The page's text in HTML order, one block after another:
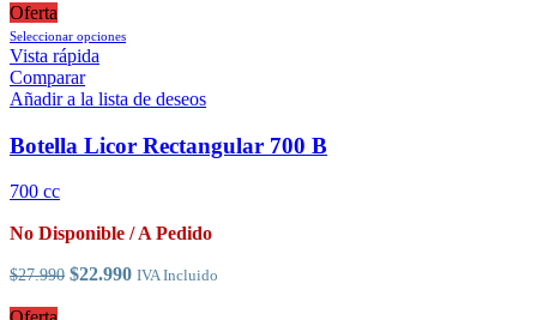
producto
Oferta
Seleccionar opcionesEste
múltiples
Las
opciones
elegir
la
Vista rápida
Comparar
Añadir a la lista de deseos
Botella Licor Rectangular 700 B
700 cc
No Disponible / A Pedido
$27.990 El
$22.990El
IVA Incluido